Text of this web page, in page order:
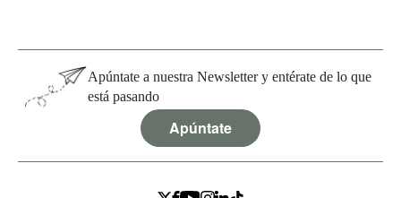
Apúntate a nuestra Newsletter y entérate de lo que
está pasando
Apúntate